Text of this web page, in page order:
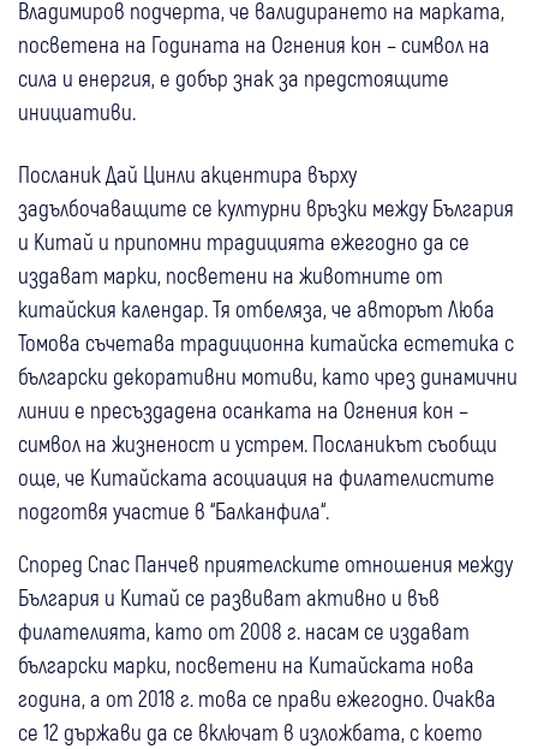
Владимиров подчерта, че валидирането на марката,
посветена на Годината на Огнения кон – символ на
сила и енергия, е добър знак за предстоящите
инициативи.
Посланик Дай Цинли акцентира върху
задълбочаващите се културни връзки между България
и Китай и припомни традицията ежегодно да се
издават марки, посветени на животните от
китайския календар. Тя отбеляза, че авторът Люба
Томова съчетава традиционна китайска естетика с
български декоративни мотиви, като чрез динамични
линии е пресъздадена осанката на Огнения кон –
символ на жизненост и устрем. Посланикът съобщи
още, че Китайската асоциация на филателистите
подготвя участие в “Балканфила“.
Според Спас Панчев приятелските отношения между
България и Китай се развиват активно и във
филателията, като от 2008 г. насам се издават
български марки, посветени на Китайската нова
година, а от 2018 г. това се прави ежегодно. Очаква
се 12 държави да се включат в изложбата, с което